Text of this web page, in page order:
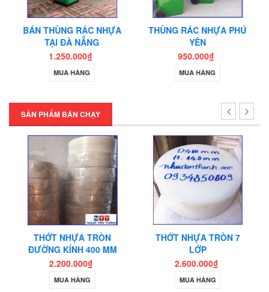
BÁN THÙNG RÁC NHỰA
TẠI ĐÀ NẴNG
1.250.000₫
MUA HÀNG
THÙNG RÁC NHỰA PHÚ
YÊN
950.000₫
MUA HÀNG
SẢN PHẨM BÁN CHẠY
THỚT NHỰA TRÒN
ĐƯỜNG KÍNH 400 MM
2.200.000₫
MUA HÀNG
THỚT NHỰA TRÒN 7
LỚP
2.600.000₫
MUA HÀNG